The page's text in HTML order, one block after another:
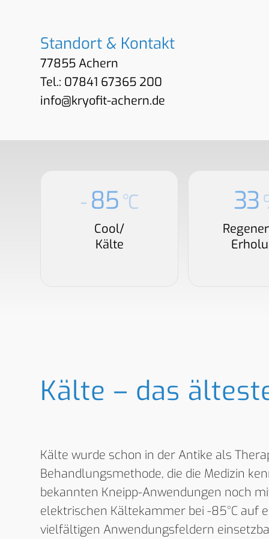
Standort & Kontakt
77855 Achern
Tel.: 07841 67365 200
info@kryofit-achern.de
- 85°C
Cool/
Kälte
33
Kälte – das
Kälte wurde schon in der Antike als
Behandlungsmethode, die die Medizin
bekannten Kneipp-Anwendungen noch
elektrischen Kältekammer bei -85°C auf
vielfältigen Anwendungsfeldern